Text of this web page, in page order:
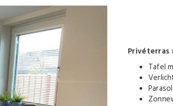
Privéterras
Tafel
Parasol